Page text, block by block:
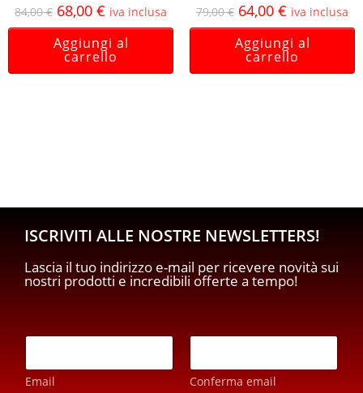
84,00€ 68,00 € iva inclusa
Aggiungi al
carrello
79,00€ 64,00 € iva inclusa
Aggiungi al
carrello
ISCRIVITI ALLE NOSTRE NEWSLETTERS!
Lascia il tuo indirizzo e-mail per ricevere novità sui
nostri prodotti e incredibili offerte a tempo!
a
E
a
iEmail Conferma email